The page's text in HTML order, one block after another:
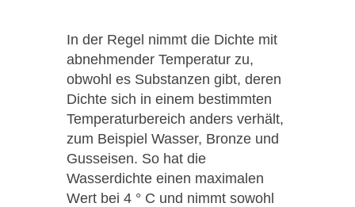
In der Regel nimmt die Dichte mit
abnehmender Temperatur zu,
obwohl es Substanzen gibt, deren
Dichte sich in einem bestimmten
Temperaturbereich anders verhält,
zum Beispiel Wasser, Bronze und
Gusseisen. So hat die
Wasserdichte einen maximalen
Wert bei 4 ° C und nimmt sowohl